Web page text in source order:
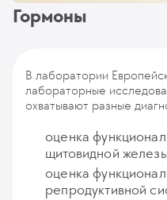
Гормоны
В лаборатории
лабораторные
охватывают разные
оценка
щитовидной
оценка
репродуктивной